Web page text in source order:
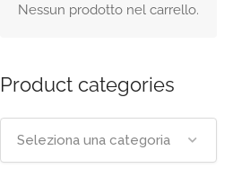
Nessun prodotto nel carrello.
Product categories
Seleziona una categoria